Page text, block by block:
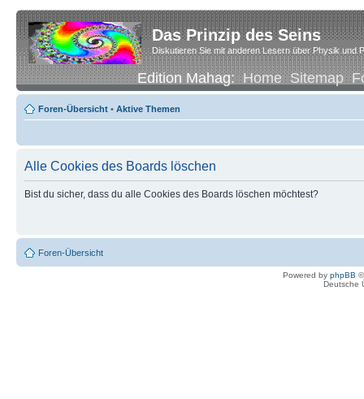
Das Prinzip des Seins
Diskutieren Sie mit anderen Lesern über Physik und
Edition Mahag:Home Sitemap
Foren-Übersicht • Aktive Themen
Alle Cookies des Boards löschen
Bist du sicher, dass du alle Cookies des Boards löschen möchtest?
Foren-Übersicht
Powered by phpBB
Deutsche